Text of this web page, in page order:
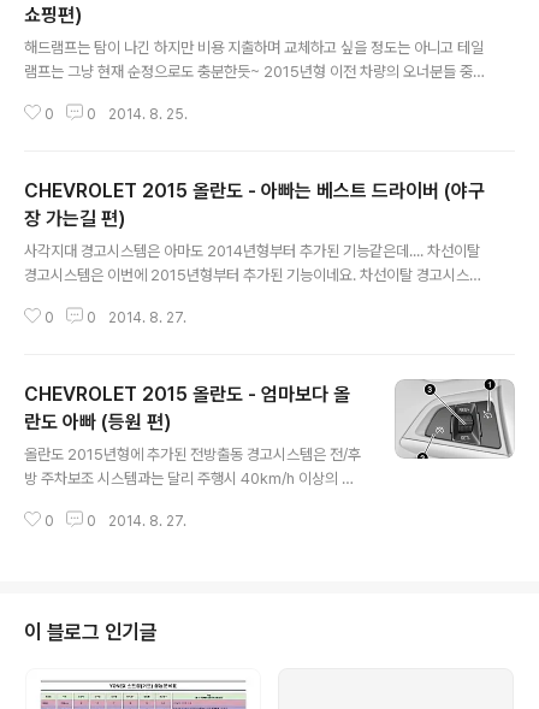
쇼핑편)
해드램프는 탐이 나긴 하지만 비용 지출하며 교체하고 싶을 정도는 아니고 테일
램프는 그냥 현재 순정으로도 충분한듯~ 2015년형 이전 차량의 오너분들 중에
0 0 2014. 8. 25.
CHEVROLET 2015 올란도 - 아빠는 베스트 드라이버 (야구
장 가는길 편)
사각지대 경고시스템은 아마도 2014년형부터 추가된 기능같은데.... 차선이탈
경고시스템은 이번에 2015년형부터 추가된 기능이네요. 차선이탈 경고시스템
추가되었군요. ㅜ.ㅜ 내 올란도는 2012년형... orz
0 0 2014. 8. 27.
CHEVROLET 2015 올란도 - 엄마보다 올
란도 아빠 (등원 편)
올란도 2015년형에 추가된 전방출동 경고시스템은 전/후
방 주차보조 시스템과는 달리 주행시 40km/h 이상의 속
리에서 경고음이 나는것인지 모르겠지만 주행시 딴짓으로
1. ON/OFF 버튼 2. 해제 버튼 3. 조절 휠 그건 그렇고... 전
방충돌 경고시스템과 차선이탈 경고시세틈 추가로 인해 핸
자리에는 ON/OFF 버튼과 해제 버튼이 합체되었고, 기존
0 0 2014. 8. 27.
이 블로그 인기글